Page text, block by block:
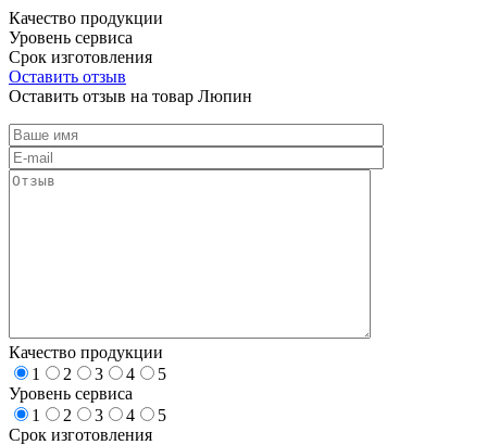
Качество продукции
Уровень сервиса
Срок изготовления
Оставить отзыв
Оставить отзыв на товар Люпин
Качество продукции
1
2 3 4
5
Уровень сервиса
1
2 3 4
5
Срок изготовления